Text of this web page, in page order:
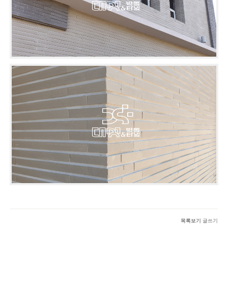
목록보기 글쓰기